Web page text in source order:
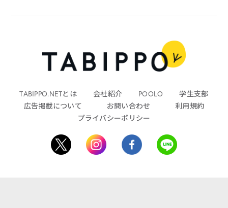
TABIPPO.NETとは 会社紹介 POOLO
学生支部
広告掲載について
お問い合わせ
利用規約
プライバシーポリシー